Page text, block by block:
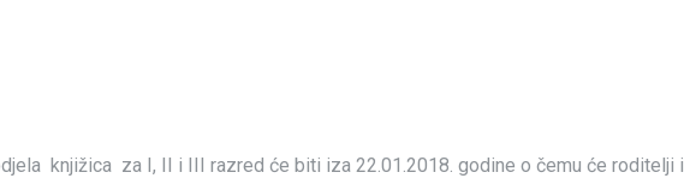
knjižica za I, II i III razred će biti iza 22.01.2018. godine o čemu će roditelji i